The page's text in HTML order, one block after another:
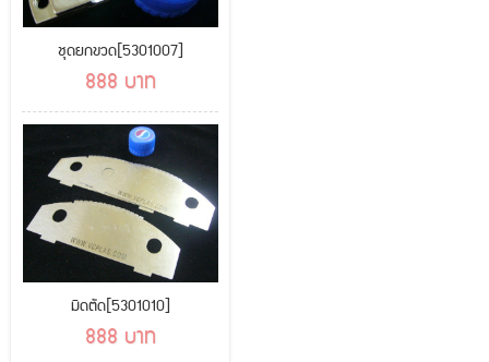
ชุดยกขวด[5301007]
888 บาท
มีดตัด[5301010]
888 บาท